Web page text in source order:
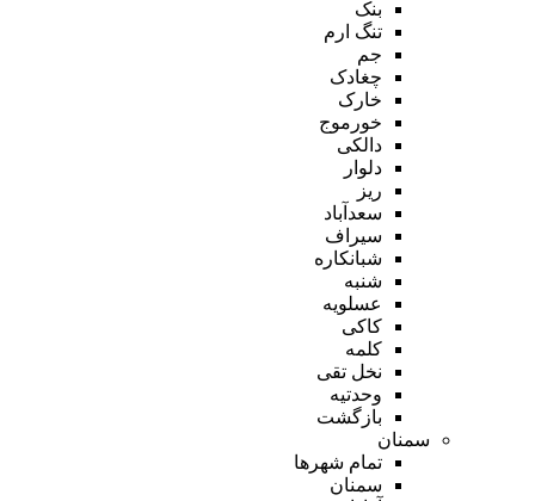
بنک
تنگ ارم
جم
چغادک
خارک
خورموج
دالکی
دلوار
ریز
سعدآباد
سیراف
شبانکاره
شنبه
عسلویه
کاکی
کلمه
نخل تقی
وحدتیه
بازگشت
سمنان
تمام شهر‌ها
سمنان